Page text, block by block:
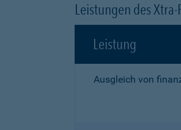
Leistungen des
Leistung
Ausgleich von